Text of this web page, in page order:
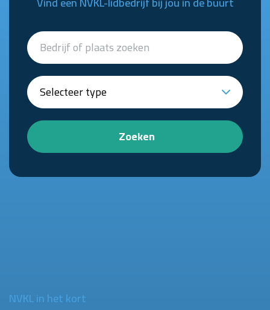
Zoeken
NVKL in het kort